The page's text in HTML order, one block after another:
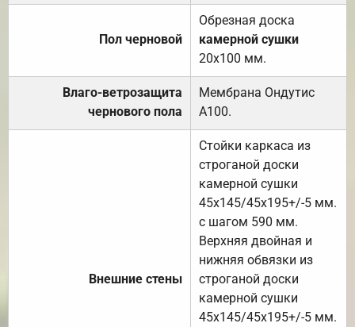
Пол черновой
Обрезная доска
камерной сушки
20х100 мм.
Влаго-ветрозащита
чернового пола
Мембрана Ондутис
А100.
Внешние стены
Стойки каркаса из
строганой доски
камерной сушки
45х145/45х195+/-5 мм.
с шагом 590 мм.
Верхняя двойная и
нижняя обвязки из
строганой доски
камерной сушки
45х145/45х195+/-5 мм.